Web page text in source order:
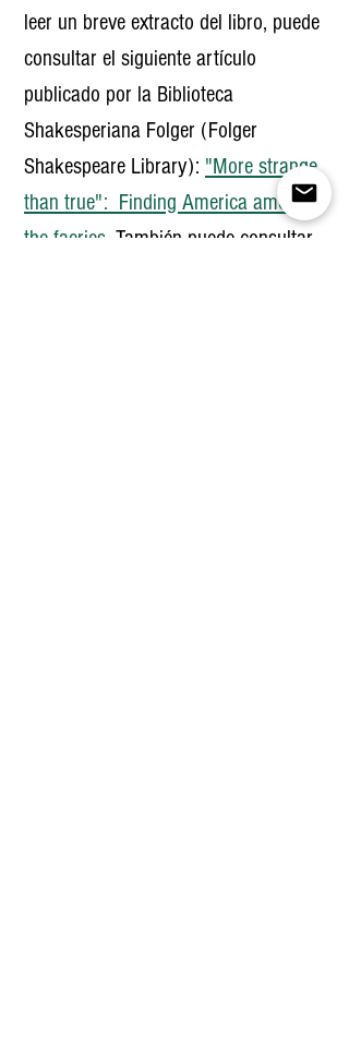
leer un breve extracto del libro, puede
consultar el siguiente artículo
publicado por la Biblioteca
Shakesperiana Folger (Folger
Shakespeare Library): "More strange
than true": Finding America among
the faeries . También puede consultar